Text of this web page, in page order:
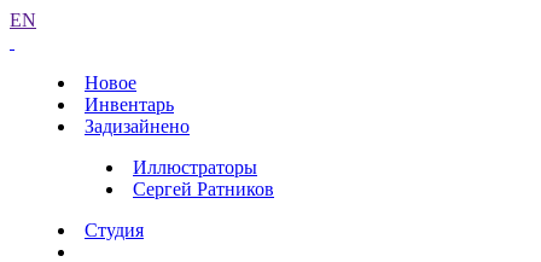
EN
Новое
Инвентарь
Задизайнено
Иллюстраторы
Сергей Ратников
Студия